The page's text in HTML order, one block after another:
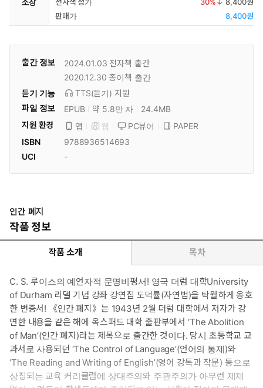
판매가
8,400원
출간 정보 2024.01.03 전자책 출간
2020.12.30 종이책 출간
듣기 기능
TTS(듣기) 지원
파일 정보
EPUB 약 5.8만 자
24.4MB
지원 환경
앱 웹 PC뷰어
PAPER
ISBN
9788936514693
UCI
-
인간 폐지
작품 정보
작품 소개 목차
C. S. 루이스의 예언자적 문명비평서! 영국 더럼 대학University
of Durham 리델 기념 강좌 강연집 도덕률(자연법)을 탁월하게 옹호
한 변증서! 《인간 폐지》는 1943년 2월 더럼 대학에서 저자가 강
연한 내용을 같은 해에 옥스퍼드 대학 출판부에서 ‘The Abolition
of Man’(인간 폐지)라는 제목으로 출간한 것이다. 당시 초등학교 교
과서로 사용되던 ‘The Control of Language’(언어의 통제)와
‘The Reading and Writing of English’(영어 강독과 작문) 등으로
상징되는 교육 커리큘럼에 상대주의와 주관주의가 아무런 제제